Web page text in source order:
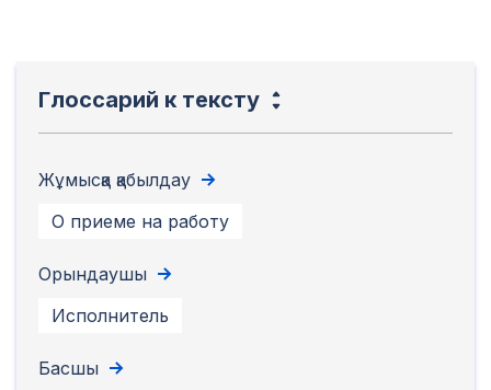
Глоссарий к тексту
Жұмысқа қабылдау
О приеме на работу
Орындаушы
Исполнитель
Басшы